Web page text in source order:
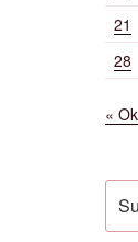
21
28
«